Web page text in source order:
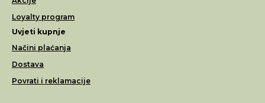
Loyalty program
Uvjeti kupnje
Načini plaćanja
Dostava
Povrati i reklamacije